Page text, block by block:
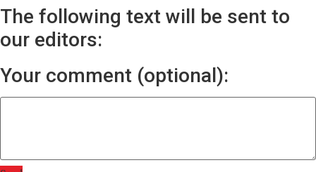
The following text will be sent to
our editors:
Your comment (optional):